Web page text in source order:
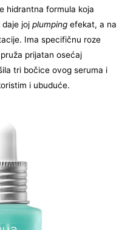
hidrantna formula koja
daje jojplumping efekat, a na
Ima specifičnu roze
prijatan osećaj
tri bočice ovog seruma i
i ubuduće.